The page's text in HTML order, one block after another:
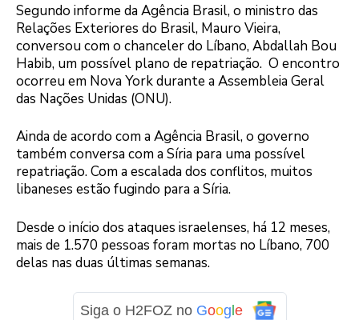
Segundo informe da Agência Brasil, o ministro das
Relações Exteriores do Brasil, Mauro Vieira,
conversou com o chanceler do Líbano, Abdallah Bou
Habib, um possível plano de repatriação. O encontro
ocorreu em Nova York durante a Assembleia Geral
das Nações Unidas (ONU).
Ainda de acordo com a Agência Brasil, o governo
também conversa com a Síria para uma possível
repatriação. Com a escalada dos conflitos, muitos
libaneses estão fugindo para a Síria.
Desde o início dos ataques israelenses, há 12 meses,
mais de 1.570 pessoas foram mortas no Líbano, 700
delas nas duas últimas semanas.
Siga o H2FOZ no Goog e